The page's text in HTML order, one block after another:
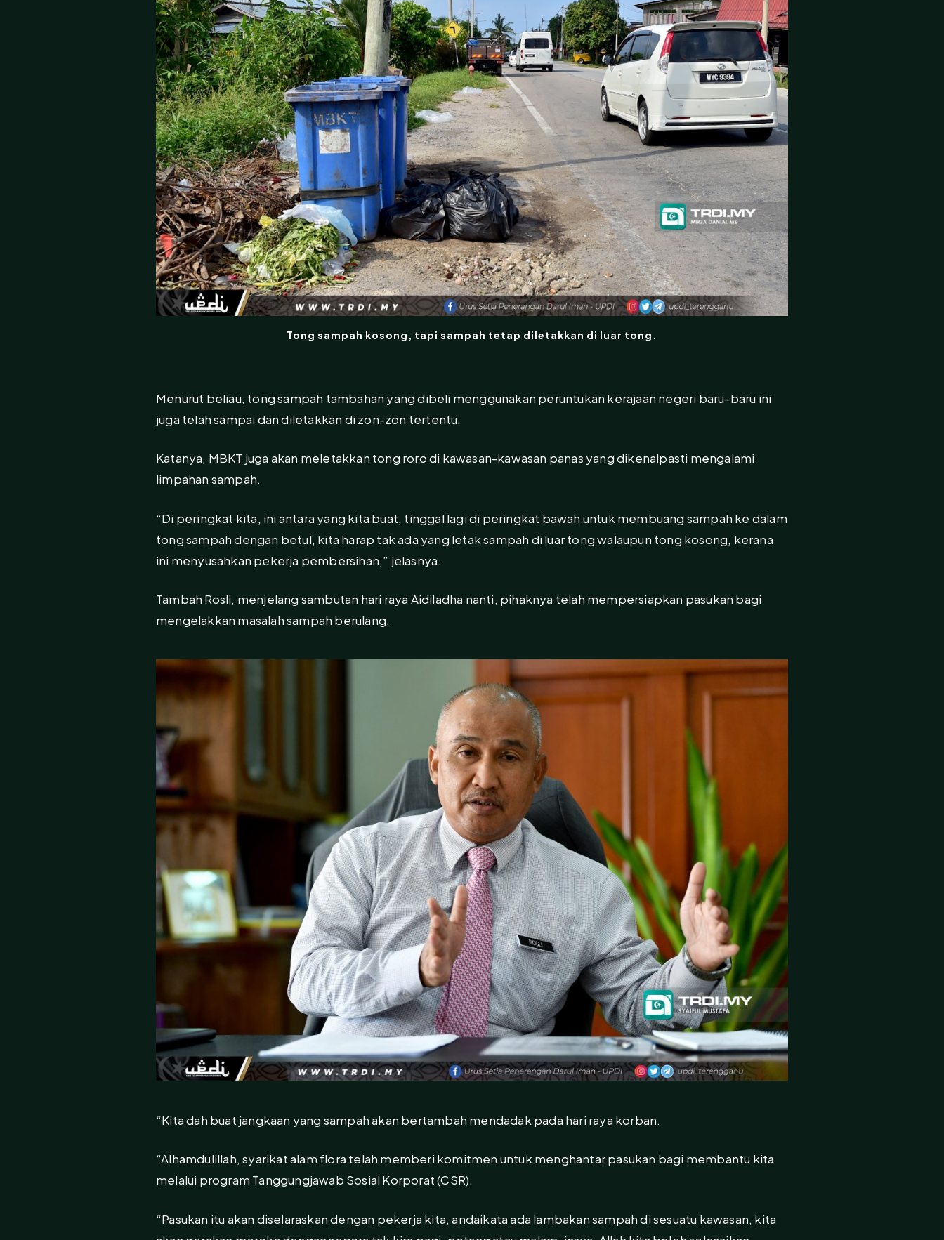
Tong sampah kosong, tapi sampah tetap diletakkan di luar tong.
Menurut beliau, tong sampah tambahan yang dibeli menggunakan peruntukan kerajaan negeri baru-baru ini
juga telah sampai dan diletakkan di zon-zon tertentu.
Katanya, MBKT juga akan meletakkan tong roro di kawasan-kawasan panas yang dikenalpasti mengalami
limpahan sampah.
“Di peringkat kita, ini antara yang kita buat, tinggal lagi di peringkat bawah untuk membuang sampah ke dalam
tong sampah dengan betul, kita harap tak ada yang letak sampah di luar tong walaupun tong kosong, kerana
ini menyusahkan pekerja pembersihan,” jelasnya.
Tambah Rosli, menjelang sambutan hari raya Aidiladha nanti, pihaknya telah mempersiapkan pasukan bagi
mengelakkan masalah sampah berulang.
“Kita dah buat jangkaan yang sampah akan bertambah mendadak pada hari raya korban.
“Alhamdulillah, syarikat alam flora telah memberi komitmen untuk menghantar pasukan bagi membantu kita
melalui program Tanggungjawab Sosial Korporat (CSR).
“Pasukan itu akan diselaraskan dengan pekerja kita, andaikata ada lambakan sampah di sesuatu kawasan, kita